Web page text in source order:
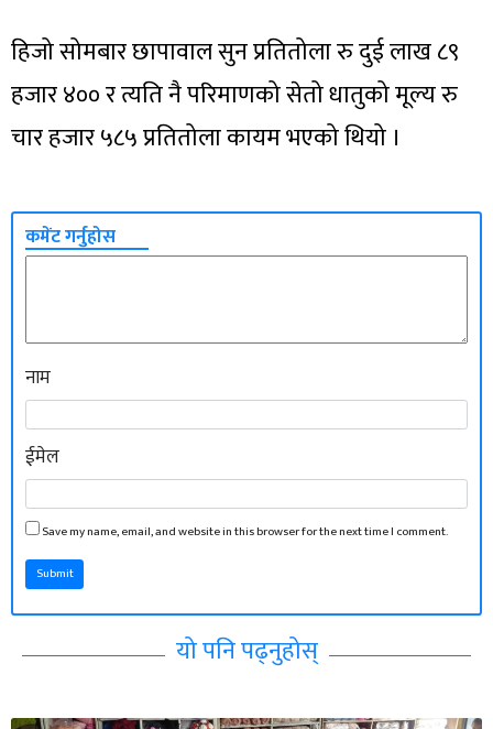
हिजो सोमबार छापावाल सुन प्रतितोला रु दुई लाख ८९
हजार ४०० र त्यति नै परिमाणको सेतो धातुको मूल्य रु
चार हजार ५८५ प्रतितोला कायम भएको थियो ।
कमेंट गर्नुहोस
नाम
ईमेल
Save my name, email, and website in this browser for the next time I comment.
Submit
यो पनि पढ्नुहोस्